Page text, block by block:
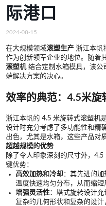
际港口
2024-08-15
在大规模领域滚塑生产 浙江本帆
作为创新领军企业的地位。随着
滚塑机结合定制水箱模具，该公
端解决方案的决心。
效率的典范：4.5米旋
浙江本帆的 4.5 米旋转式滚塑机
设计时充分考虑了多功能性和精
出色，尤其是水箱，这些产品对
超越规模的优势
除了令人印象深刻的尺寸外，
键优势：
高效加热和冷却：其先进的
温度快速均匀分布，从而缩短
增强灵活性：塔式旋转设计
复杂的几何形状和复杂的设